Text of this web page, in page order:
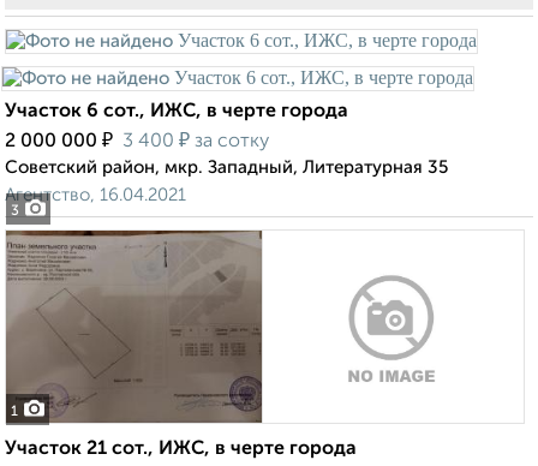
3
Участок 6 сот., ИЖС, в черте города
2 000 000 ₽ 3 400 ₽ за сотку
Советский район, мкр. Западный, Литературная 35
Агентство, 16.04.2021
1
Участок 21 сот., ИЖС, в черте города